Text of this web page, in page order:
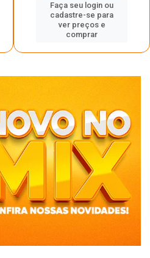
Faça seu login ou
cadastre-se para
ver preços e
comprar